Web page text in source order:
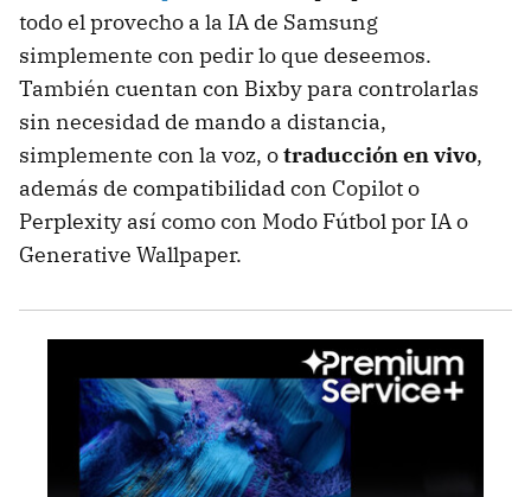
todo el provecho a la IA de Samsung
simplemente con pedir lo que deseemos.
También cuentan con Bixby para controlarlas
sin necesidad de mando a distancia,
simplemente con la voz, otraducción en vivo,
además de compatibilidad con Copilot o
Perplexity así como con Modo Fútbol por IA o
Generative Wallpaper.